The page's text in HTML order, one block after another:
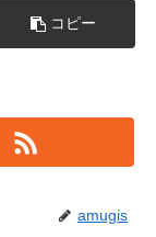
コピー
amugis